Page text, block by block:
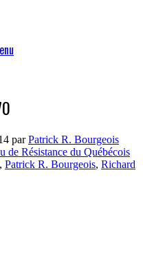
parPatrick R. Bourgeois
de Résistance du Québécois
, Patrick R. Bourgeois, Richard